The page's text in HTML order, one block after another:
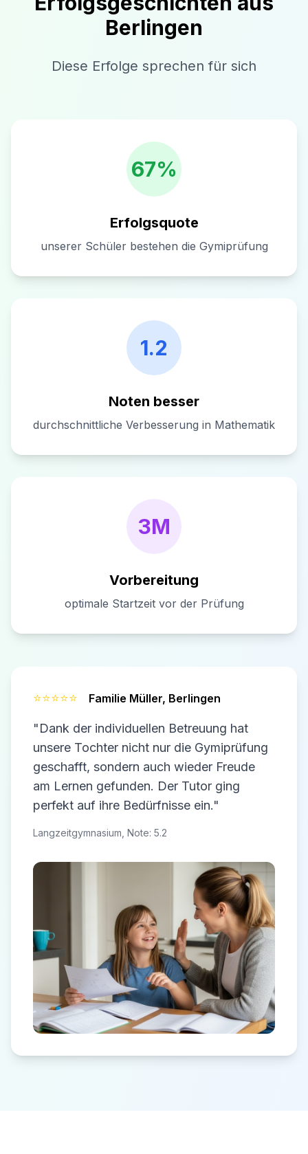
Berlingen
Diese Erfolge sprechen für sich
67%
Erfolgsquote
unserer Schüler bestehen die Gymiprüfung
1.2
Noten besser
durchschnittliche Verbesserung in Mathematik
3M
Vorbereitung
optimale Startzeit vor der Prüfung
⭐⭐⭐⭐⭐ Familie Müller, Berlingen
"Dank der individuellen Betreuung hat
unsere Tochter nicht nur die Gymiprüfung
geschafft, sondern auch wieder Freude
am Lernen gefunden. Der Tutor ging
perfekt auf ihre Bedürfnisse ein."
Langzeitgymnasium, Note: 5.2